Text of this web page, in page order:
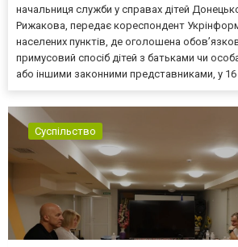
начальниця служби у справах дітей
Рижакова, передає кореспондент
населених пунктів, де оголошена
примусовий спосіб дітей з батьками чи
або іншими законними представниками, у 16
Суспільство